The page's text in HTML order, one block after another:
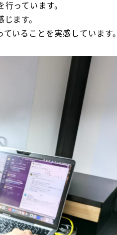
っています。
ます。
いることを実感しています。